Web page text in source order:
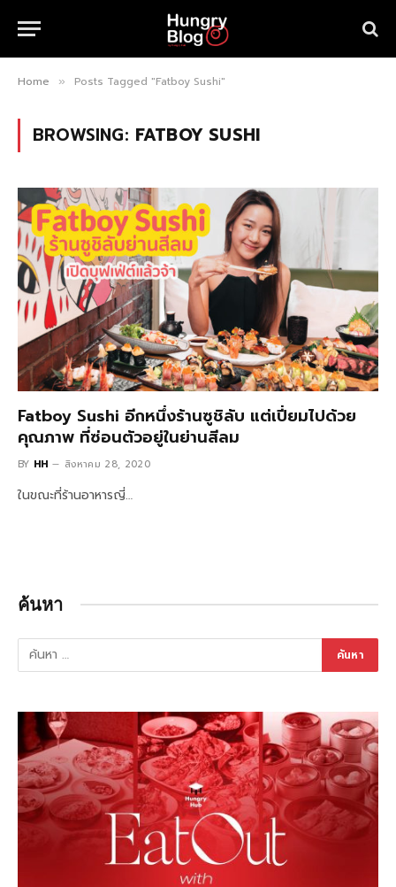
Home » Posts Tagged "Fatboy Sushi"
BROWSING: FATBOY SUSHI
Fatboy Sushi อีกหนึ่งร้านซูชิลับ แต่เปี่ยมไปด้วย
คุณภาพ ที่ซ่อนตัวอยู่ในย่านสีลม
BY HH สิงหาคม 28, 2020
ในขณะที่ร้านอาหารญี่…
ค้นหา